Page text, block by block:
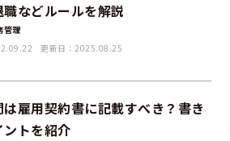
などルールを解説
管理
更新日：2025.08.25
雇用契約書に記載すべき？書き
トを紹介